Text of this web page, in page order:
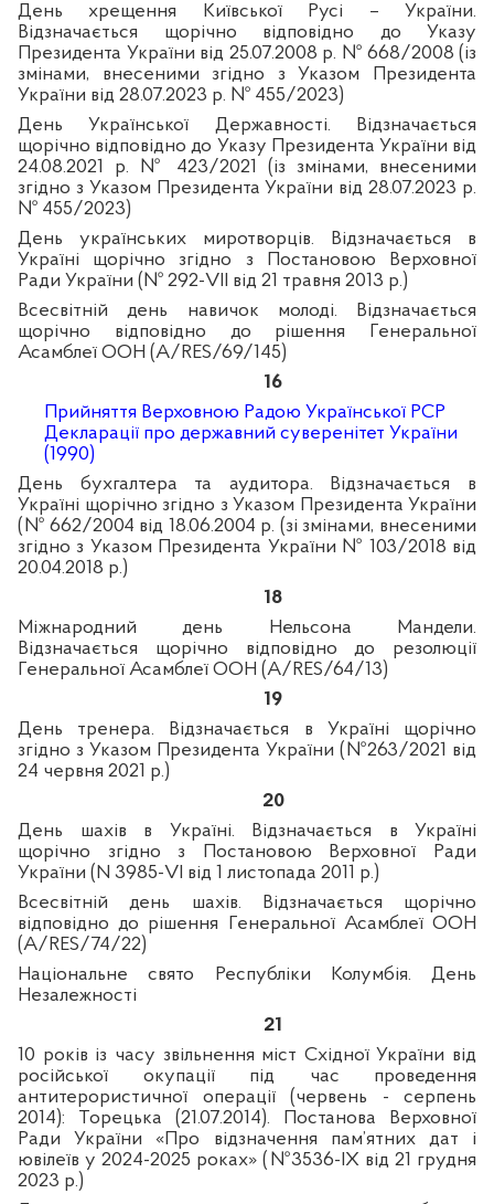
День хрещення Київської Русі – України.
Відзначається щорічно відповідно до Указу
Президента України від 25.07.2008 р. № 668/2008 (із
змінами, внесеними згідно з Указом Президента
України від 28.07.2023 р. № 455/2023)
День Української Державності. Відзначається
щорічно відповідно до Указу Президента України від
24.08.2021 р. № 423/2021 (із змінами, внесеними
згідно з Указом Президента України від 28.07.2023 р.
№ 455/2023)
День українських миротворців. Відзначається в
Україні щорічно згідно з Постановою Верховної
Ради України (№ 292-VII від 21 травня 2013 р.)
Всесвітній день навичок молоді. Відзначається
щорічно відповідно до рішення Генеральної
Асамблеї ООН (A/RES/69/145)
16
Прийняття Верховною Радою Української РСР
Декларації про державний суверенітет України
(1990)
День бухгалтера та аудитора. Відзначається в
Україні щорічно згідно з Указом Президента України
(№ 662/2004 від 18.06.2004 р. (зі змінами, внесеними
згідно з Указом Президента України № 103/2018 від
20.04.2018 р.)
18
Міжнародний день Нельсона Мандели.
Відзначається щорічно відповідно до резолюції
Генеральної Асамблеї ООН (A/RES/64/13)
19
День тренера. Відзначається в Україні щорічно
згідно з Указом Президента України (№263/2021 від
24 червня 2021 р.)
20
День шахів в Україні. Відзначається в Україні
щорічно згідно з Постановою Верховної Ради
України (N 3985-VI від 1 листопада 2011 р.)
Всесвітній день шахів.
Відзначається щорічно
відповідно до рішення Генеральної Асамблеї ООН
(A/RES/74/22)
Національне свято Республіки Колумбія. День
Незалежності
21
10 років із часу звільнення міст Східної України від
російської окупації під час проведення
антитерористичної операції (червень - серпень
2014): Торецька (21.07.2014). Постанова Верховної
Ради України «Про відзначення пам’ятних дат і
ювілеїв у 2024-2025 роках» (№3536-IX від 21 грудня
2023 р.)